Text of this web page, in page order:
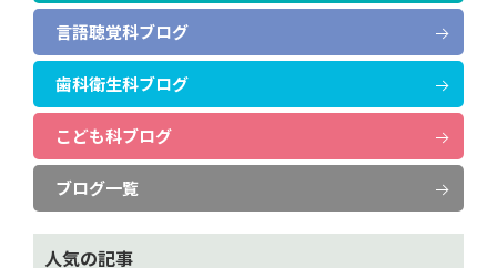
言語聴覚科ブログ
歯科衛生科ブログ
こども科ブログ
ブログ一覧
人気の記事